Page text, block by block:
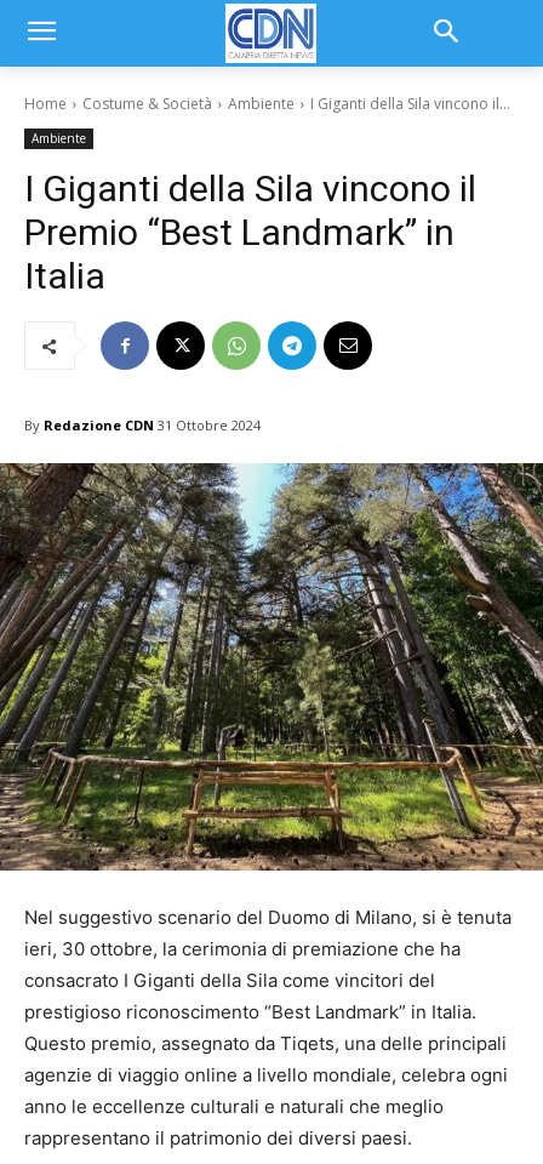
Home Costume & Società Ambiente I Giganti della Sila vincono il...
Ambiente
I Giganti della Sila vincono il
Premio “Best Landmark” in
Italia
By Redazione CDN 31 Ottobre 2024
Nel suggestivo scenario del Duomo di Milano, si è tenuta
ieri, 30 ottobre, la cerimonia di premiazione che ha
consacrato I Giganti della Sila come vincitori del
prestigioso riconoscimento “Best Landmark” in Italia.
Questo premio, assegnato da Tiqets, una delle principali
agenzie di viaggio online a livello mondiale, celebra ogni
anno le eccellenze culturali e naturali che meglio
rappresentano il patrimonio dei diversi paesi.